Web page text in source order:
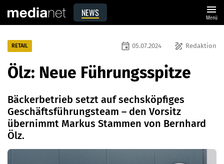
NEWS menu
Menü
RETAIL draw Redaktion
event 05.07.2024
Ölz: Neue Führungsspitze
Bäckerbetrieb setzt auf sechsköpfiges
Geschäftsführungsteam – den Vorsitz
übernimmt Markus Stammen von Bernhard
Ölz.